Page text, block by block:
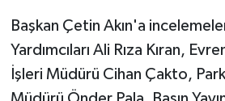
Başkan Çetin Akın'a
Yardımcıları Ali Rıza Kıran,
İşleri Müdürü Cihan Çakto,